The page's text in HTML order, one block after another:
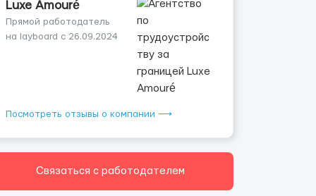
Luxe Amouré
Прямой работодатель
на layboard с 26.09.2024
Посмотреть отзывы о компании ⟶
Связаться с работодателем